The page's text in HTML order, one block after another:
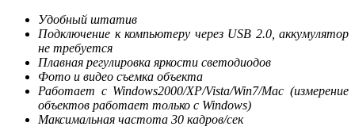
Удобный штатив
Подключение к компьютеру через USB 2.0, аккумулятор
не требуется
Плавная регулировка яркости светодиодов
Фото и видео съемка объекта
Работает с Windows2000/XP/Vista/Win7/Mac (измерение
объектов работает только с Windows)
Максимальная частота 30 кадров/сек